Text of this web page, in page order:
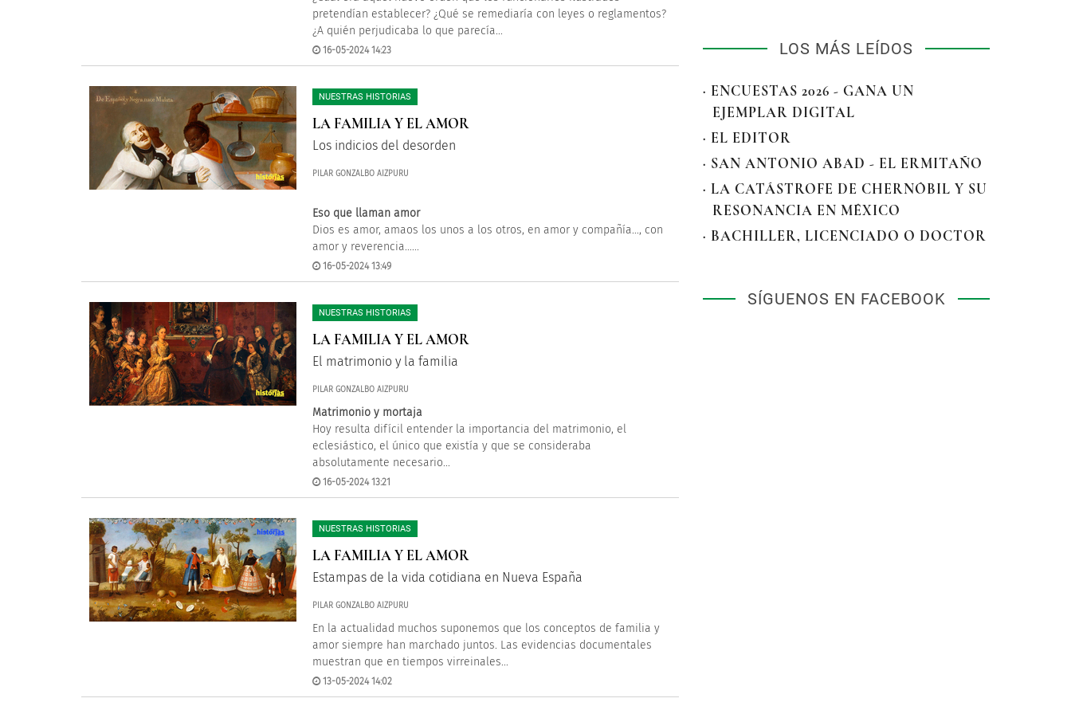
pretendían establecer? ¿Qué se remediaría con leyes o reglamentos?
¿A quién perjudicaba lo que parecía...
16-05-2024 14:23
NUESTRAS HISTORIAS
LA FAMILIA Y EL AMOR
Los indicios del desorden
PILAR GONZALBO AIZPURU
Eso que llaman amor
Dios es amor, amaos los unos a los otros, en amor y compañía…, con
amor y reverencia…...
16-05-2024 13:49
NUESTRAS HISTORIAS
LA FAMILIA Y EL AMOR
El matrimonio y la familia
PILAR GONZALBO AIZPURU
Matrimonio y mortaja
Hoy resulta difícil entender la importancia del matrimonio, el
eclesiástico, el único que existía y que se consideraba
absolutamente necesario...
16-05-2024 13:21
NUESTRAS HISTORIAS
LA FAMILIA Y EL AMOR
Estampas de la vida cotidiana en Nueva España
PILAR GONZALBO AIZPURU
En la actualidad muchos suponemos que los conceptos de familia y
amor siempre han marchado juntos. Las evidencias documentales
muestran que en tiempos virreinales...
13-05-2024 14:02
LOS MÁS LEÍDOS
· ENCUESTAS 2026 - GANA UN
EJEMPLAR DIGITAL
· EL EDITOR
· SAN ANTONIO ABAD - EL ERMITAÑO
· LA CATÁSTROFE DE CHERNÓBIL Y SU
RESONANCIA EN MÉXICO
· BACHILLER, LICENCIADO O DOCTOR
SÍGUENOS EN FACEBOOK